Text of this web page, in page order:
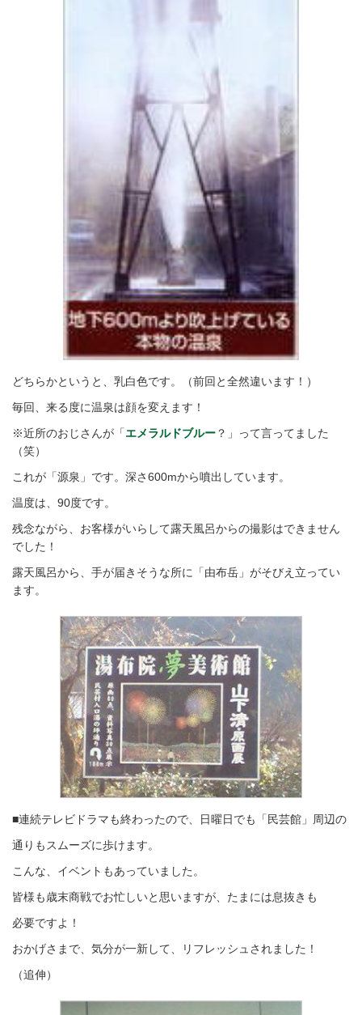
どちらかというと、乳白色です。（前回と全然違います！）
毎回、来る度に温泉は顔を変えます！
※近所のおじさんが「エメラルドブルー ？」って言ってました
（笑）
これが「源泉」です。深さ600mから噴出しています。
温度は、90度です。
残念ながら、お客様がいらして露天風呂からの撮影はできません
でした！
露天風呂から、手が届きそうな所に「由布岳」がそびえ立ってい
ます。
■連続テレビドラマも終わったので、日曜日でも「民芸館」周辺の
通りもスムーズに歩けます。
こんな、イベントもあっていました。
皆様も歳末商戦でお忙しいと思いますが、たまには息抜きも
必要ですよ！
おかげさまで、気分が一新して、リフレッシュされました！
（追伸）